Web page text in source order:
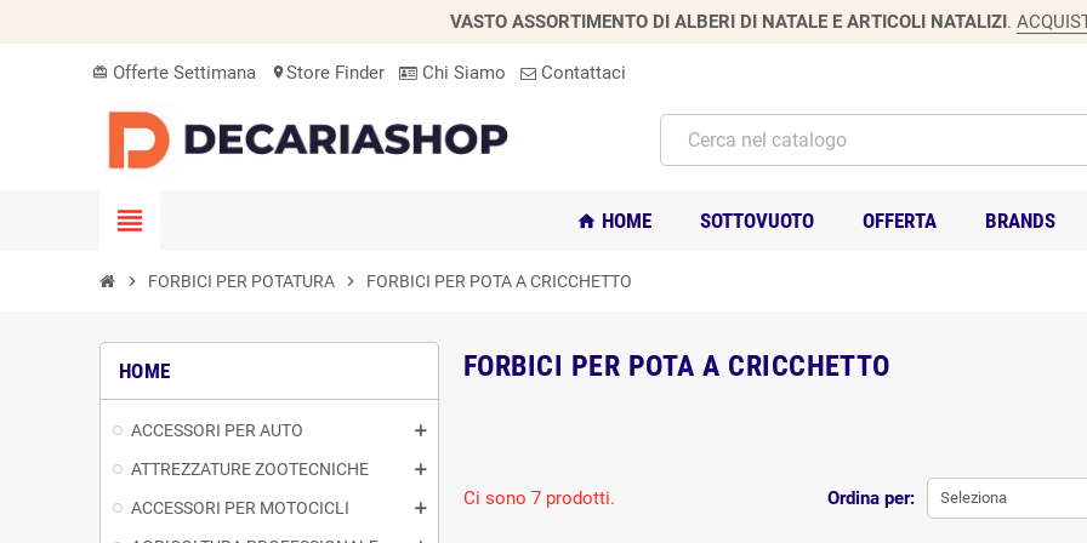
VASTO ASSORTIMENTO DI ALBERI DI NATALE E ARTICOLI NATALIZI.
card_giftcard Offerte Settimana location_onStore Finder Chi Siamo Contattaci
view_headline home HOME SOTTOVUOTO OFFERTA BRANDS
chevron_right FORBICI PER POTATURA chevron_right FORBICI PER POTA A CRICCHETTO
HOME
ACCESSORI PER AUTO
ATTREZZATURE ZOOTECNICHE
ACCESSORI PER MOTOCICLI
FORBICI PER POTA A CRICCHETTO
Ordina per: Seleziona
Ci sono 7 prodotti.